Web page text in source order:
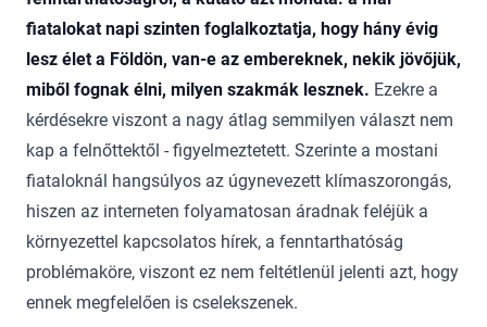
fiatalokat napi szinten foglalkoztatja, hogy hány évig
lesz élet a Földön, van-e az embereknek, nekik jövőjük,
miből fognak élni, milyen szakmák lesznek. Ezekre a
kérdésekre viszont a nagy átlag semmilyen választ nem
kap a felnőttektől - figyelmeztetett. Szerinte a mostani
fiataloknál hangsúlyos az úgynevezett klímaszorongás,
hiszen az interneten folyamatosan áradnak feléjük a
környezettel kapcsolatos hírek, a fenntarthatóság
problémaköre, viszont ez nem feltétlenül jelenti azt, hogy
ennek megfelelően is cselekszenek.